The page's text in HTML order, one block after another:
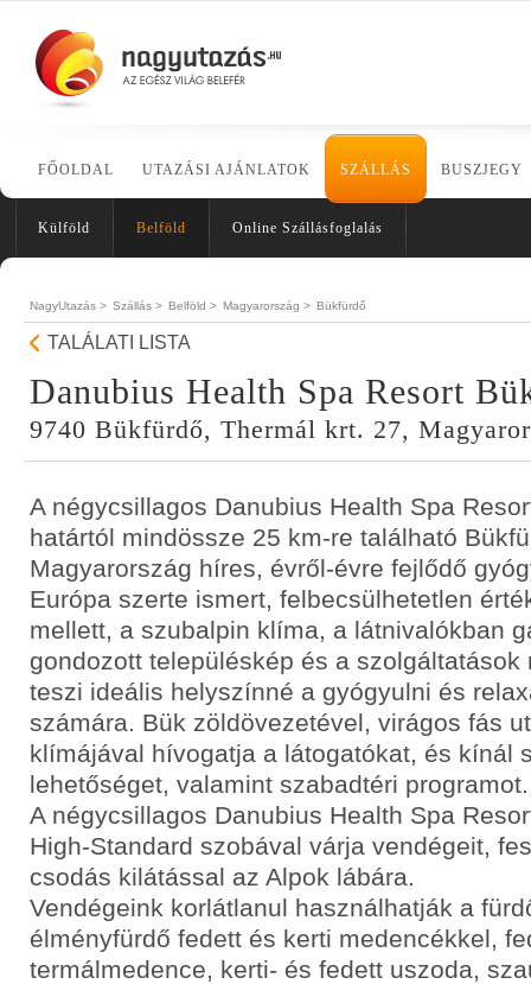
FŐOLDAL UTAZÁSI AJÁNLATOK SZÁLLÁS BUSZJEGY
Külföld Belföld Online Szállásfoglalás
NagyUtazás > Szállás > Belföld > Magyarország > Bükfürdő
TALÁLATI LISTA
Danubius Health Spa Resort
9740 Bükfürdő, Thermál krt. 27,
A négycsillagos Danubius Health Spa
határtól mindössze 25 km-re található
Magyarország híres, évről-évre fejlődő
Európa szerte ismert, felbecsülhetetlen
mellett, a szubalpin klíma, a látnivalókban
gondozott településkép és a
teszi ideális helyszínné a gyógyulni és
számára. Bük zöldövezetével, virágos fás
klímájával hívogatja a látogatókat, és kínál
lehetőséget, valamint szabadtéri programot.
A négycsillagos Danubius Health Spa
High-Standard szobával várja vendégeit,
csodás kilátással az Alpok lábára.
Vendégeink korlátlanul használhatják a
élményfürdő fedett és kerti medencékkel,
termálmedence, kerti- és fedett uszoda,